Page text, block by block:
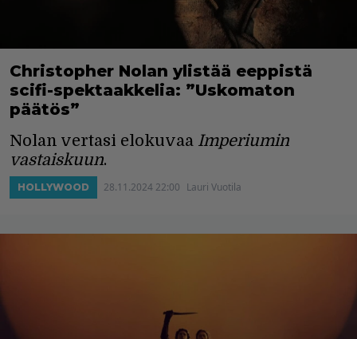
Christopher Nolan ylistää eeppistä
scifi-spektaakkelia: ”Uskomaton
päätös”
Nolan vertasi elokuvaa Imperiumin
vastaiskuun.
HOLLYWOOD 28.11.2024 22:00 Lauri Vuotila